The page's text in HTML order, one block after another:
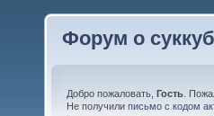
Форум о
Добро пожаловать, Гость .
Не получили письмо с кодом